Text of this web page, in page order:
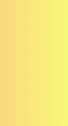
lợi người
tiêu dùng
thực phẩm
phải hàng
quản sai cách
phẩm biến
gây rước